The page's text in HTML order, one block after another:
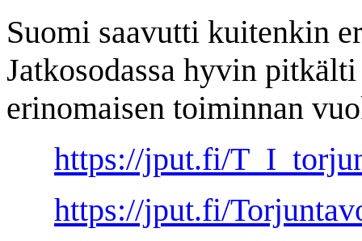
Suomi saavutti kuitenkin
Jatkosodassa hyvin
erinomaisen toiminnan
https://jput.fi/
https://jput.fi/